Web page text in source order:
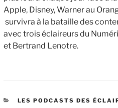
Apple, Disney, Warner au
survivra à la bataille des
avec trois éclaireurs du
et Bertrand Lenotre.
CATÉGORIES
LES PODCASTS DES